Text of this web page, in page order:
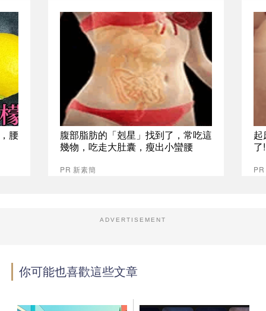
腰
腹部脂肪的「剋星」找到了，常吃這
幾物，吃走大肚囊，瘦出小蠻腰
PR 新素簡
起
了
ADVERTISEMENT
你可能也喜歡這些文章